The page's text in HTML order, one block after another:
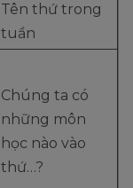
Tên thứ trong
tuần
Chúng ta có
những môn
học nào vào
thứ…?